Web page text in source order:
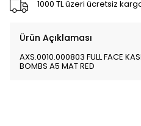
1000 TL üzeri ücretsiz
Ürün Açıklaması
AXS.0010.000803 FULL FACE
BOMBS A5 MAT RED